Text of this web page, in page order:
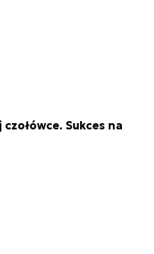
Sukces na